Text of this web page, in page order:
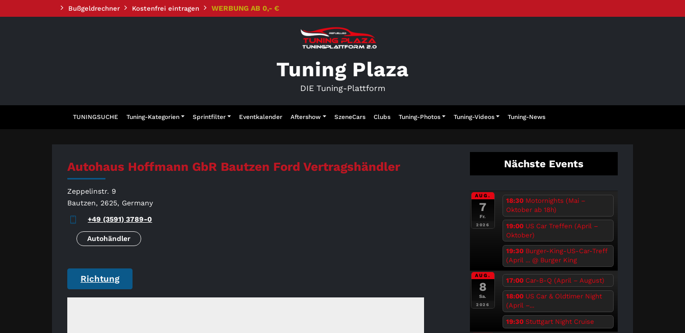
Inhalt
Bußgeldrechner Kostenfrei eintragen WERBUNG AB 0,- €
Tuning Plaza
DIE Tuning-Plattform
TUNINGSUCHE Tuning-Kategorien Sprintfilter Eventkalender Aftershow SzeneCars Clubs Tuning-Photos Tuning-Videos Tuning-News
Autohaus Hoffmann GbR Bautzen Ford Vertragshändler
Zeppelinstr. 9
Bautzen, 2625, Germany
+49 (3591) 3789-0
Autohändler
Richtung
Nächste Events
AUG.
7
Fr.
2026
18:30 Motornights (Mai –
Oktober ab 18h)
19:00 US Car Treffen (April –
Oktober)
19:30 Burger-King-US-Car-Treff
(April ... @ Burger King
AUG.
8
Sa.
2026
17:00 Car-B-Q (April – August)
18:00 US Car & Oldtimer Night
(April –...
19:30 Stuttgart Night Cruise